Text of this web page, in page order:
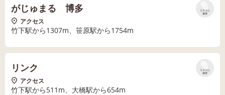
リストに
保存
がじゅまる 博多
アクセス
竹下駅から1307m、笹原駅から1754m
リストに
保存
リンク
アクセス
竹下駅から511m、大橋駅から654m